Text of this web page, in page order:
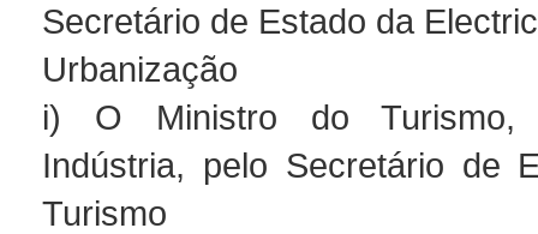
Secretário de Estado da
Urbanização
i) O Ministro do Turismo,
Indústria, pelo Secretário de
Turismo